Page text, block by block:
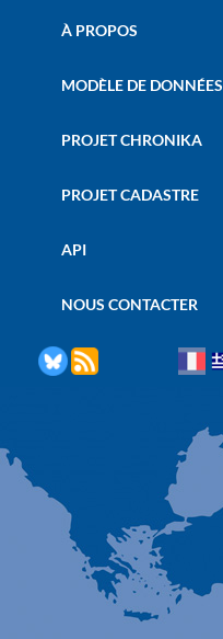
À PROPOS
MODÈLE DE DONNÉES
PROJET CHRONIKA
PROJET CADASTRE
API
NOUS CONTACTER